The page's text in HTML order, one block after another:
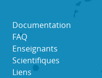
Documentation
FAQ
Enseignants
Scientifiques
Liens